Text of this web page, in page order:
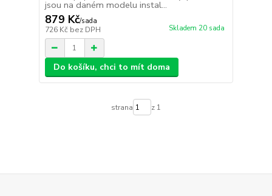
jsou na daném modelu instal...
879 Kč/sada
726 Kč bez DPH Skladem 20 sada
Do košíku, chci to mít doma
strana z 1